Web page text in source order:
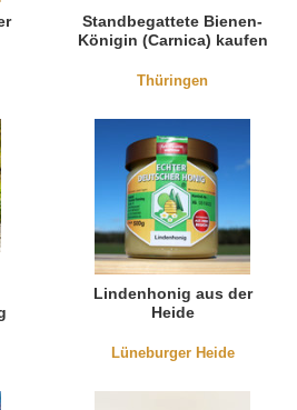
Standbegattete Bienen-
Königin (Carnica) kaufen
Thüringen
Lindenhonig aus der
Heide
Lüneburger Heide